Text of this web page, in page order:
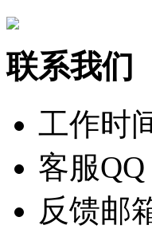
联系我们
工作时
客服QQ
反馈邮